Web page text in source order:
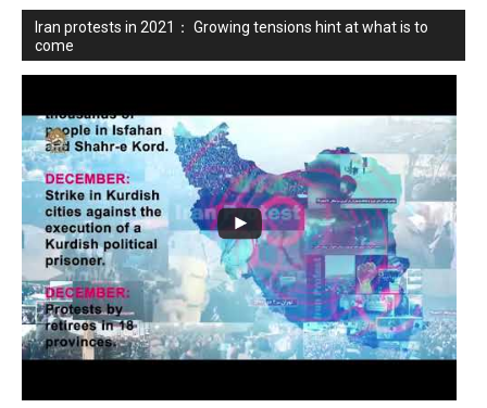
Iran protests in 2021： Growing tensions hint at what is to
come